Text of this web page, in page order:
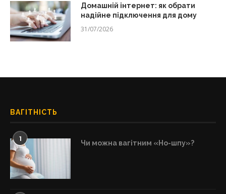
Домашній інтернет: як обрати
надійне підключення для дому
31/07/2026
ВАГІТНІСТЬ
1 Чи можна вагітним «Но-шпу»?